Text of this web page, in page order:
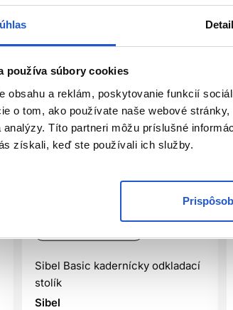
používa súbory cookies
obsahu a reklám, poskytovanie funkcií
o tom, ako používate naše webové
analýzy. Títo partneri môžu príslušné
získali, keď ste používali ich služby.
Sibel Basic kadernícky odkladací
stolík
Sibel